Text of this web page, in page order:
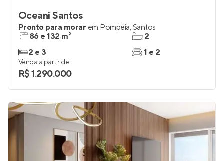
Oceani Santos
Pronto para morar em Pompéia,Santos
86 e 132 m²
2 e 3
2
1 e 2
Venda a partir de
R$ 1.290.000